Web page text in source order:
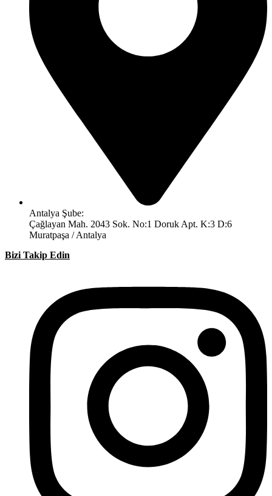
Antalya Şube:
Çağlayan Mah. 2043 Sok. No:1 Doruk Apt. K:3 D:6
Muratpaşa / Antalya
Bizi Takip Edin